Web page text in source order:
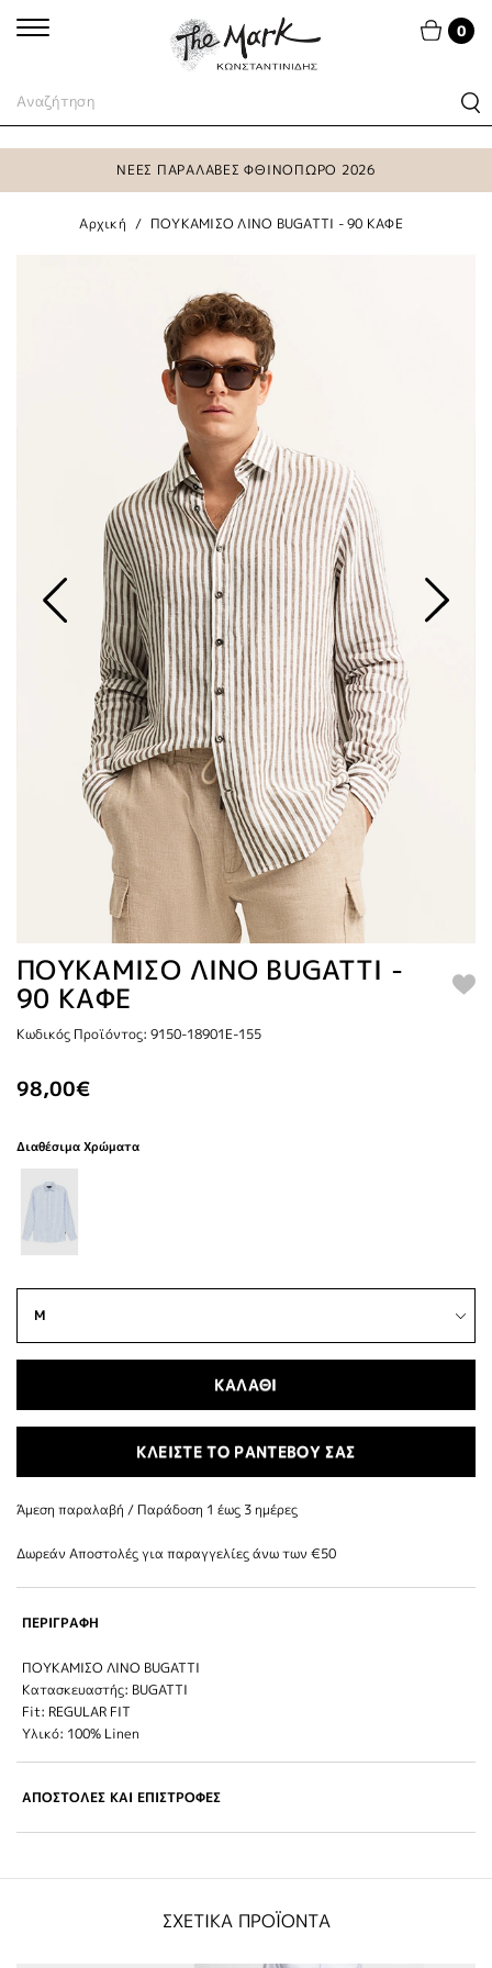
0
ΝΕΕΣ ΠΑΡΑΛΑΒΕΣ ΦΘΙΝΟΠΩΡΟ 2026
Αρχική ΠΟΥΚΑΜΙΣΟ ΛΙΝΟ BUGATTI - 90 ΚΑΦΕ
ΠΟΥΚΑΜΙΣΟ ΛΙΝΟ BUGATTI -
90 ΚΑΦΕ
Κωδικός Προϊόντος: 9150-18901E-155
98,00€
Διαθέσιμα Χρώματα
ΚΑΛΑΘΙ
ΚΛΕΙΣΤΕ ΤΟ ΡΑΝΤΕΒΟΥ ΣΑΣ
Άμεση παραλαβή / Παράδoση 1 έως 3 ημέρες
Δωρεάν Αποστολές για παραγγελίες άνω των €50
ΠΕΡΙΓΡΑΦΗ
ΠΟΥΚΑΜΙΣΟ ΛΙΝΟ BUGATTI
Κατασκευαστής: BUGATTI
Fit: REGULAR FIT
Υλικό: 100% Linen
ΑΠΟΣΤΟΛΕΣ ΚΑΙ ΕΠΙΣΤΡΟΦΕΣ
ΣΧΕΤΙΚΑ ΠΡΟΪΟΝΤΑ